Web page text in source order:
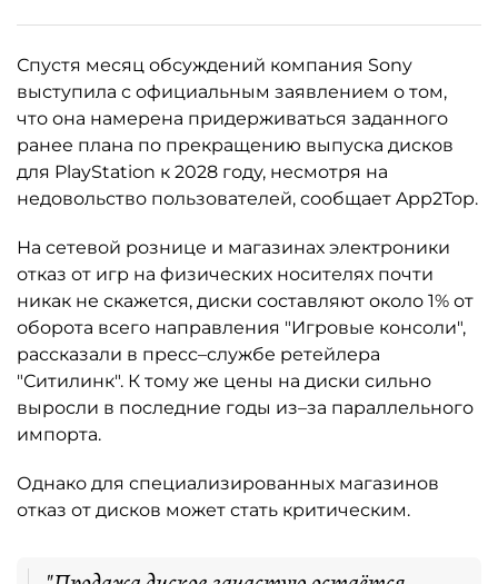
Спустя месяц обсуждений компания Sony
выступила с официальным заявлением о том,
что она намерена придерживаться заданного
ранее плана по прекращению выпуска дисков
для PlayStation к 2028 году, несмотря на
недовольство пользователей, сообщает App2Top.
На сетевой рознице и магазинах электроники
отказ от игр на физических носителях почти
никак не скажется, диски составляют около 1% от
оборота всего направления "Игровые консоли",
рассказали в пресс–службе ретейлера
"Ситилинк". К тому же цены на диски сильно
выросли в последние годы из–за параллельного
импорта.
Однако для специализированных магазинов
отказ от дисков может стать критическим.